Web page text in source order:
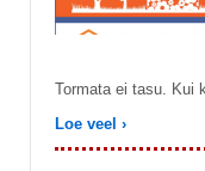
Tormata ei tasu. Kui
Loe veel ›